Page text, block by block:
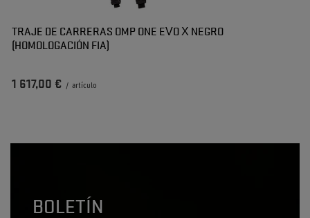
TRAJE DE CARRERAS OMP ONE EVO X NEGRO
(HOMOLOGACIÓN FIA)
1 617,00 € / artículo
BOLETÍN